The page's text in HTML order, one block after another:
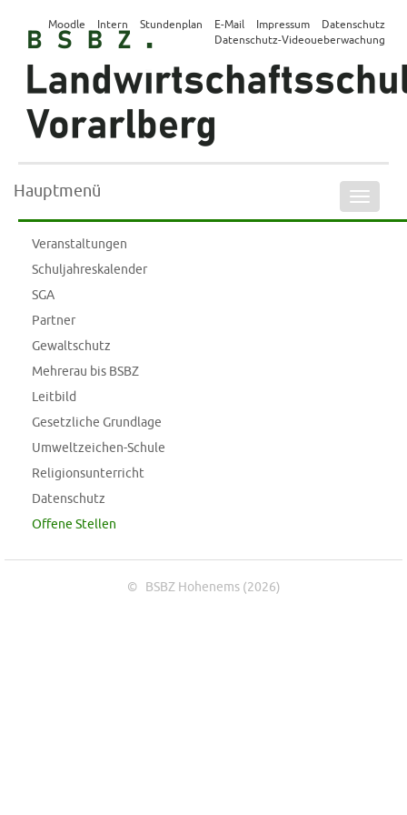
Moodle Intern Stundenplan E-Mail Impressum
Datenschutz
Datenschutz-Videoueberwachung
ein-/
Hauptmenü
Veranstaltungen
Schuljahreskalender
SGA
Partner
Gewaltschutz
Mehrerau bis BSBZ
Leitbild
Gesetzliche Grundlage
Umweltzeichen-Schule
Religionsunterricht
Datenschutz
Offene Stellen
© BSBZ Hohenems (2026)